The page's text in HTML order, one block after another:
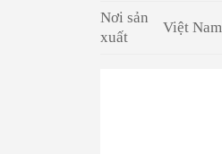
Nơi sản
xuất
Việt Nam